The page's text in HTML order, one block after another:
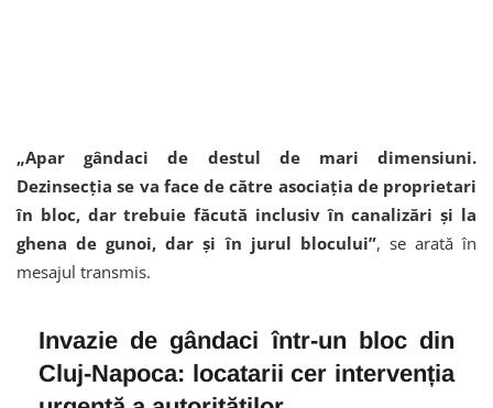
„Apar gândaci de destul de mari dimensiuni.
Dezinsecția se va face de către asociația de proprietari
în bloc, dar trebuie făcută inclusiv în canalizări și la
ghena de gunoi, dar și în jurul blocului”, se arată în
mesajul transmis.
Invazie de gândaci într-un bloc din
Cluj-Napoca: locatarii cer intervenția